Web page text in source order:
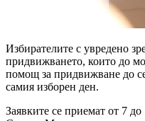
Избирателите с увредено
придвижването, които до
помощ за придвижване до
самия изборен ден.
Заявките се приемат от 7